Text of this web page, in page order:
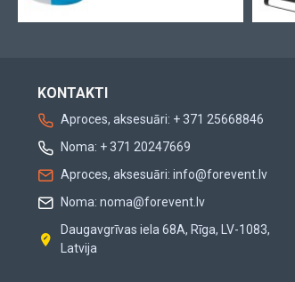
KONTAKTI
Aproces, aksesuāri: + 371 25668846
Noma: + 371 20247669
Aproces, aksesuāri: info@forevent.lv
Noma: noma@forevent.lv
Daugavgrīvas iela 68A, Rīga, LV-1083,
Latvija